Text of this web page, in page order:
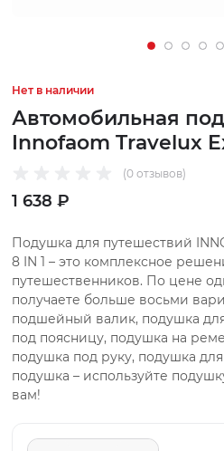
Нет в наличии
Автомобильная
Innofaom Travelux
(0 отзывов)
1 638 ₽
Подушка для путешествий
8 IN 1 – это комплексное
путешественников. По цене
получаете больше восьми
подшейный валик, подушка
под поясницу, подушка на
подушка под руку, подушка для
подушка – используйте
вам!